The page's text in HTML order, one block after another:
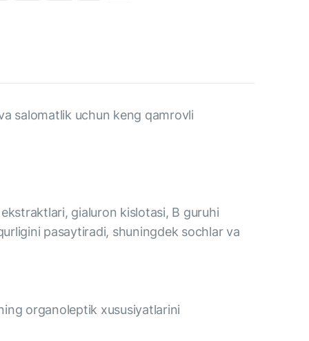
salomatlik uchun keng qamrovli
gialuron kislotasi, B guruhi
pasaytiradi, shuningdek sochlar va
organoleptik xususiyatlarini